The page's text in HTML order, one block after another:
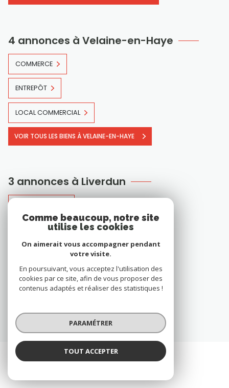
4 annonces à Velaine-en-Haye
COMMERCE
ENTREPÔT
LOCAL COMMERCIAL
VOIR TOUS LES BIENS À VELAINE-EN-HAYE
3 annonces à Liverdun
COMMERCE
FONDS DE COMMERCE
VOIR TOUS LES BIENS À LIVERDUN
Comme beaucoup, notre site
utilise les cookies
On aimerait vous accompagner pendant
votre visite.
En poursuivant, vous acceptez l'utilisation des
cookies par ce site, afin de vous proposer des
contenus adaptés et réaliser des statistiques !
PARAMÉTRER
TOUT ACCEPTER